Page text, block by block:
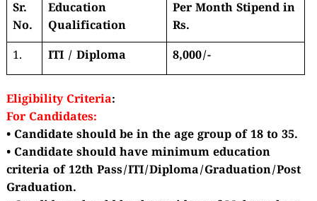
Sr.
No.
Education
Qualification
Per Month Stipend in
Rs.
1.
ITI / Diploma 8,000/-
Eligibility Criteria:
For Candidates:
• Candidate should be in the age group of 18 to 35.
• Candidate should have minimum education
criteria of 12th Pass/ITI/Diploma/Graduation/Post
Graduation.